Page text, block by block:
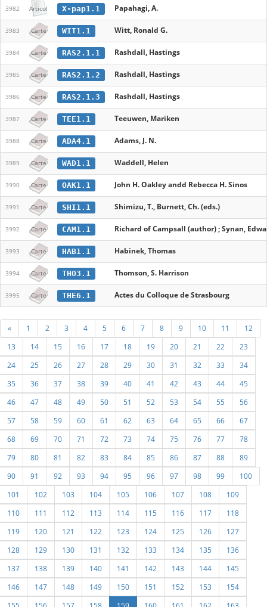
3982 Articol X-pap1.1 Papahagi, A.
3983 Carte WIT1.1 Witt, Ronald G.
3984 Carte RAS2.1.1 Rashdall, Hastings
3985 Carte RAS2.1.2 Rashdall, Hastings
3986 Carte RAS2.1.3 Rashdall, Hastings
3987 Carte TEE1.1 Teeuwen, Mariken
3988 Carte ADA4.1 Adams, J. N.
3989 Carte WAD1.1 Waddell, Helen
3990 Carte OAK1.1 John H. Oakley andd Rebecca H. Sinos
3991 Carte SHI1.1 Shimizu, T., Burnett, Ch. (eds.)
3992 Carte CAM1.1 Richard of Campsall (author) ; Synan,
3993 Carte HAB1.1 Habinek, Thomas
3994 Carte THO3.1 Thomson, S. Harrison
3995 Carte THE6.1 Actes du Colloque de Strasbourg
« 1 2 3 4 5 6 7 8 9 10 11
12
13
14 15 16 17 18 19 20 21 22
23
24
25 26 27 28 29 30 31 32 33
34
35
36 37 38 39 40 41 42 43 44
45
46
47 48 49 50 51 52 53 54 55
56
57
58 59 60 61 62 63 64 65 66
67
68
69 70 71 72 73 74 75 76 77
78
79
80 81 82 83 84 85 86 87 88
89
90
91 92 93 94 95 96 97 98 99
100
101
102 103 104 105 106 107 108
109
110
111 112 113 114 115 116 117
118
119
120 121 122 123 124 125 126
127
128
129 130 131 132 133 134 135
136
137
138 139 140 141 142 143 144
145
146
147 148 149 150 151 152 153
154